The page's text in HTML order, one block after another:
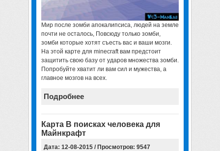
Мир после зомби апокалипсиса, людей на земле
почти не осталось, Повсюду только зомби,
зомби которые хотят съесть вас и ваши мозги.
На этой карте для minecraft вам предстоит
защитить свою базу от ударов множества зомби.
Попробуйте хватит ли вам сил и мужества, а
главное мозгов на всех.
Подробнее
Карта В поисках человека для
Майнкрафт
Дата: 12-08-2015 / Просмотров: 9547